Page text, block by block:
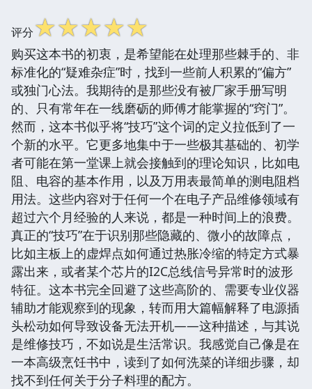
评分☆☆☆☆☆
购买这本书的初衷，是希望能在处理那些棘手的、非
标准化的“疑难杂症”时，找到一些前人积累的“偏方”
或独门心法。我期待的是那些没有被厂家手册写明
的、只有常年在一线磨砺的师傅才能掌握的“窍门”。
然而，这本书似乎将“技巧”这个词的定义拉低到了一
个新的水平。它更多地集中于一些极其基础的、初学
者可能在第一堂课上就会接触到的理论知识，比如电
阻、电容的基本作用，以及万用表最简单的测电阻档
用法。这些内容对于任何一个在电子产品维修领域有
超过六个月经验的人来说，都是一种时间上的浪费。
真正的“技巧”在于识别那些隐藏的、微小的故障点，
比如主板上的虚焊点如何通过热胀冷缩的特定方式暴
露出来，或者某个芯片的I2C总线信号异常时的波形
特征。这本书完全回避了这些高阶的、需要专业仪器
辅助才能观察到的现象，转而用大篇幅解释了电源插
头松动如何导致设备无法开机——这种描述，与其说
是维修技巧，不如说是生活常识。我感觉自己像是在
一本高级烹饪书中，读到了如何洗菜的详细步骤，却
找不到任何关于分子料理的配方。